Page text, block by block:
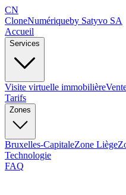
CN
CloneNumériqueby Satyvo SA
Accueil
Services
Visite virtuelle immobilière
Tarifs
Zones
Bruxelles-CapitaleZone Liège
Technologie
FAQ